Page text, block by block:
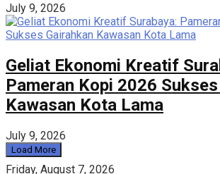
July 9, 2026
Geliat Ekonomi Kreatif
Pameran Kopi 2026
Kawasan Kota Lama
July 9, 2026
Load More
Friday, August 7, 2026